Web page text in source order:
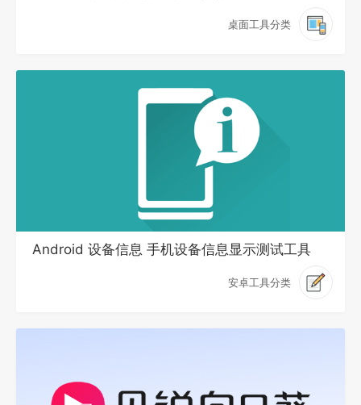
桌面工具分类
Android 设备信息 手机设备信息显示测试工具
安卓工具分类